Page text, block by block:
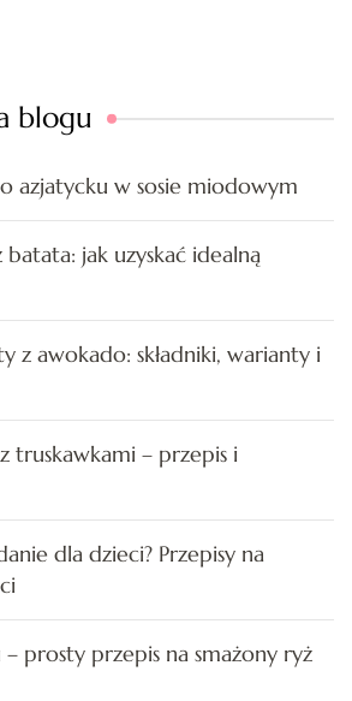
blogu
azjatycku w sosie miodowym
jak uzyskać idealną
z awokado: składniki, warianty i
truskawkami – przepis i
dla dzieci? Przepisy na
prosty przepis na smażony ryż